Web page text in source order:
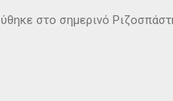
στο σημερινό